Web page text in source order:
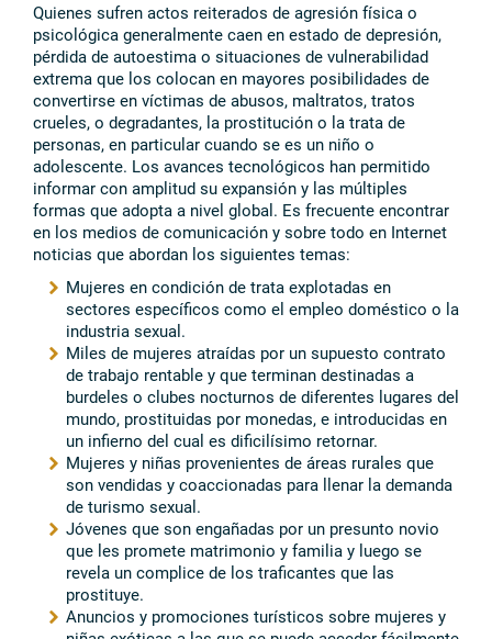
Quienes sufren actos reiterados de agresión física o
psicológica generalmente caen en estado de depresión,
pérdida de autoestima o situaciones de vulnerabilidad
extrema que los colocan en mayores posibilidades de
convertirse en víctimas de abusos, maltratos, tratos
crueles, o degradantes, la prostitución o la trata de
personas, en particular cuando se es un niño o
adolescente. Los avances tecnológicos han permitido
informar con amplitud su expansión y las múltiples
formas que adopta a nivel global. Es frecuente encontrar
en los medios de comunicación y sobre todo en Internet
noticias que abordan los siguientes temas:
Mujeres en condición de trata explotadas en
sectores específicos como el empleo doméstico o la
industria sexual.
Miles de mujeres atraídas por un supuesto contrato
de trabajo rentable y que terminan destinadas a
burdeles o clubes nocturnos de diferentes lugares del
mundo, prostituidas por monedas, e introducidas en
un infierno del cual es dificilísimo retornar.
Mujeres y niñas provenientes de áreas rurales que
son vendidas y coaccionadas para llenar la demanda
de turismo sexual.
Jóvenes que son engañadas por un presunto novio
que les promete matrimonio y familia y luego se
revela un complice de los traficantes que las
prostituye.
Anuncios y promociones turísticos sobre mujeres y